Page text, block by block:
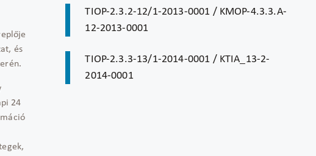
és
24
TIOP-2.3.2-12/1-2013-0001 / KMOP-4.3.3.A-
12-2013-0001
TIOP-2.3.3-13/1-2014-0001 / KTIA_13-2-
2014-0001